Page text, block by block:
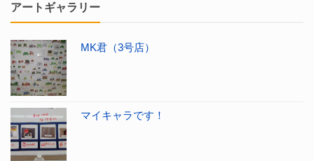
アートギャラリー
MK君（3号店）
マイキャラです！